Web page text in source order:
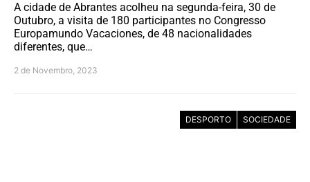
A cidade de Abrantes acolheu na segunda-feira, 30 de
Outubro, a visita de 180 participantes no Congresso
Europamundo Vacaciones, de 48 nacionalidades
diferentes, que…
2 de Novembro, 2023
DESPORTO SOCIEDADE